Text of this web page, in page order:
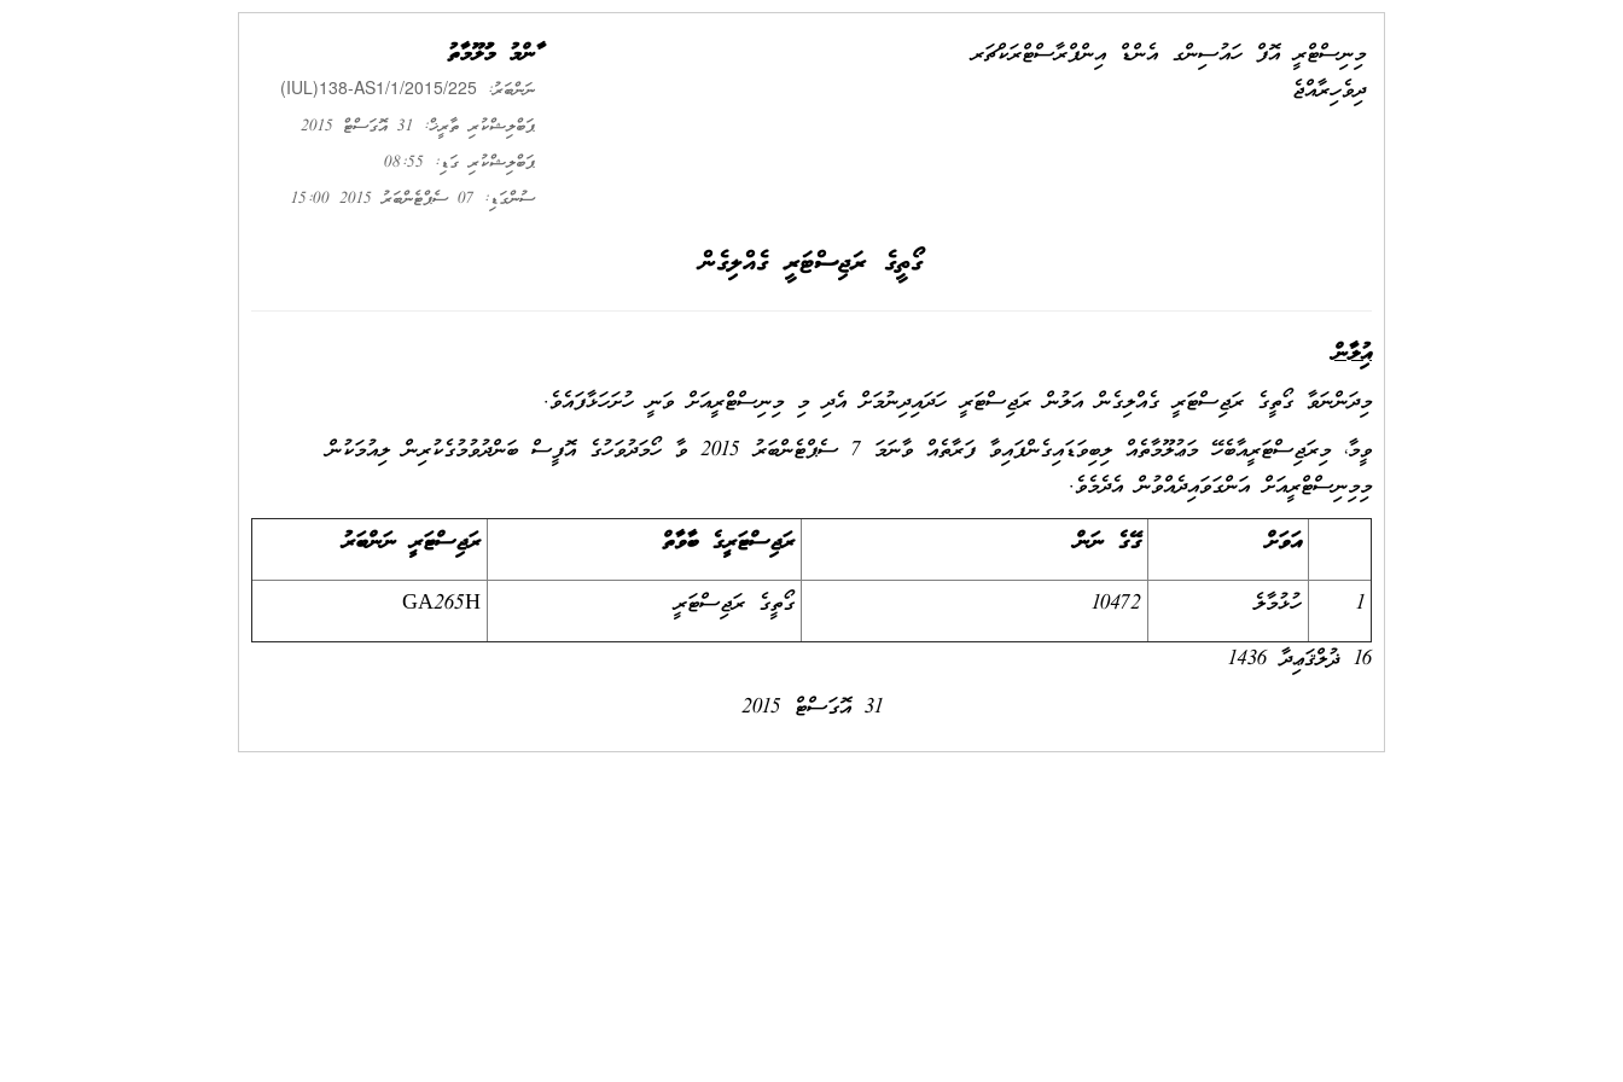
ޢާންމު މަޢުލޫމާތު
ނަންބަރު: (IUL)138-AS1/1/2015/225
ޕަބްލިޝްކުރި ތާރީޚް: 31 އޮގަސްޓް 2015
ޕަބްލިޝްކުރި ގަޑި: 08:55
ސުންގަޑި: 07 ސެޕްޓެންބަރު 2015 15:00
މިނިސްޓްރީ އޮފް ހައުސިންގ އެންޑް އިންފްރާސްޓްރަކްޗަރ
ދިވެހިރާއްޖެ
ގޯތީގެ ރަޖިސްޓަރީ ގެއްލިގެން
އިޢުލާން
މިދަންނަވާ ގޯތީގެ ރަޖިސްޓަރީ ގެއްލިގެން އަލުން ރަޖިސްޓަރީ ހަދައިދިނުމަށް އެދި މި މިނިސްޓްރީއަށް ވަނީ ހުށަހަޅާފައެވެ.
ވީމާ، މިރަޖިސްޓަރީއާބެހޭ މަޢުލޫމާތެއް ލިބިވަޑައިގެންފައިވާ ފަރާތެއް ވާނަމަ 7 ސެޕްޓެންބަރު 2015 ވާ ހޯމަދުވަހުގެ އޮފީސް ބަންދުވުމުގެކުރިން ލިއުމަކުން
މިމިނިސްޓްރީއަށް އަންގަވައިދެއްވުން އެދެމެވެ.
އަވަށް
ގޭގެ ނަން ރަޖިސްޓަރީގެ ބާވާތް
ރަޖިސްޓަރީ ނަންބަރު
1
ހުޅުމާލެ 10472 ގޯތީގެ ރަޖިސްޓަރީ
GA265H
16 ޛުލްޤަޢިދާ 1436
31 އޮގަސްޓް 2015